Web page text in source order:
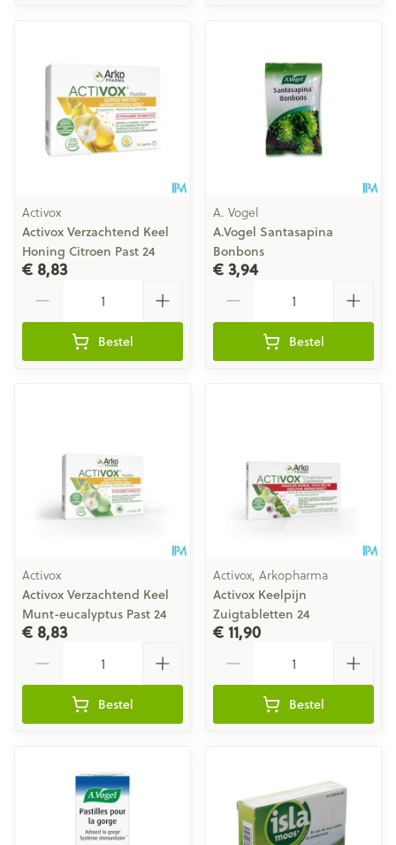
Activox
Activox Verzachtend Keel
Honing Citroen Past 24
€ 8,83
Bestel
A. Vogel
A.Vogel Santasapina
Bonbons
€ 3,94
Bestel
Activox
Activox Verzachtend Keel
Munt-eucalyptus Past 24
€ 8,83
Bestel
Activox, Arkopharma
Activox Keelpijn
Zuigtabletten 24
€ 11,90
Bestel